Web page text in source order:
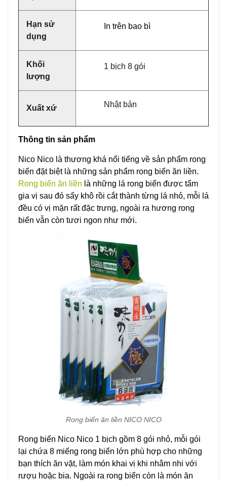
Hạn sử
dụng
In trên bao bì
Khối
lượng
1 bịch 8 gói
Xuất xứ Nhật bản
Thông tin sản phẩm
Nico Nico là thương khá nổi tiếng về sản phẩm rong
biển đặt biệt là những sản phẩm rong biển ăn liền.
Rong biển ăn liền là những lá rong biển được tẩm
gia vị sau đó sấy khô rồi cắt thành từng lá nhỏ, mỗi lá
đều có vị mặn rất đặc trưng, ngoài ra hương rong
biển vẫn còn tươi ngon như mới.
Rong biển ăn liền NICO NICO
Rong biển Nico Nico 1 bịch gồm 8 gói nhỏ, mỗi gói
lại chứa 8 miếng rong biển lớn phù hợp cho những
bạn thích ăn vặt, làm món khai vị khi nhâm nhi với
rượu hoặc bia. Ngoài ra rong biển còn là món ăn